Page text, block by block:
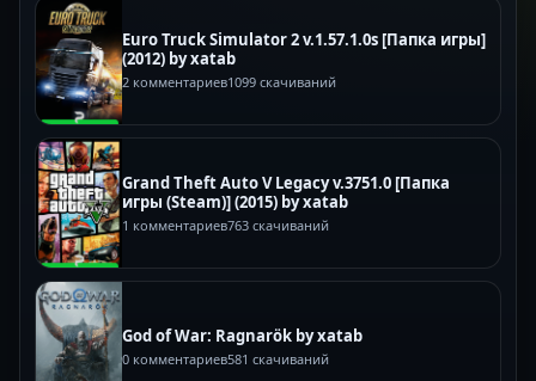
Euro Truck Simulator 2 v.1.57.1.0s [Папка игры]
(2012) by xatab
2 комментариев1099 скачиваний
Grand Theft Auto V Legacy v.3751.0 [Папка
игры (Steam)] (2015) by xatab
1 комментариев763 скачиваний
God of War: Ragnarök by xatab
0 комментариев581 скачиваний